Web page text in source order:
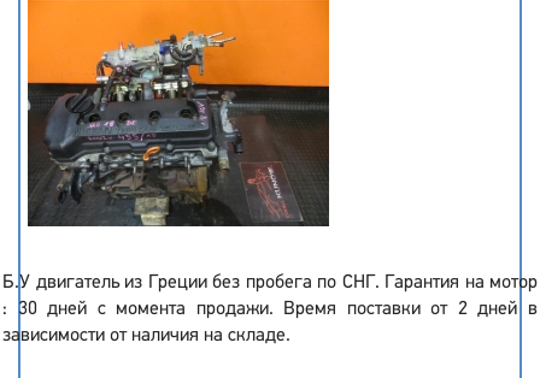
Б.У двигатель из Греции без пробега по СНГ. Гарантия на мотор
: 30 дней с момента продажи. Время поставки от 2 дней в
зависимости от наличия на складе.